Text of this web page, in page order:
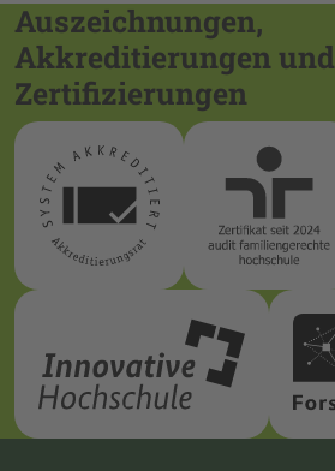
Auszeichnungen,
Akkreditierungen und
Zertifizierungen